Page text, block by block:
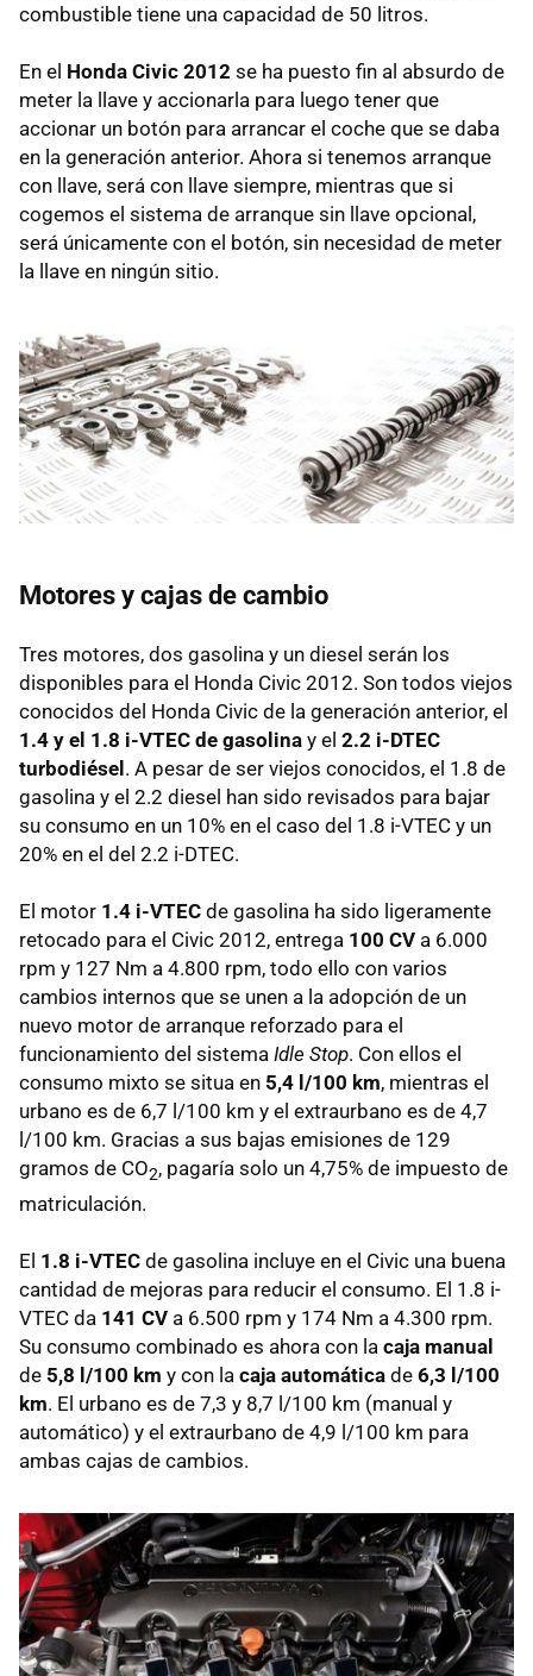
combustible tiene una capacidad de 50 litros.
En el Honda Civic 2012 se ha puesto fin al absurdo de
meter la llave y accionarla para luego tener que
accionar un botón para arrancar el coche que se daba
en la generación anterior. Ahora si tenemos arranque
con llave, será con llave siempre, mientras que si
cogemos el sistema de arranque sin llave opcional,
será únicamente con el botón, sin necesidad de meter
la llave en ningún sitio.
Motores y cajas de cambio
Tres motores, dos gasolina y un diesel serán los
disponibles para el Honda Civic 2012. Son todos viejos
conocidos del Honda Civic de la generación anterior, el
1.4 y el 1.8 i-VTEC de gasolina y el 2.2 i-DTEC
turbodiésel . A pesar de ser viejos conocidos, el 1.8 de
gasolina y el 2.2 diesel han sido revisados para bajar
su consumo en un 10% en el caso del 1.8 i-VTEC y un
20% en el del 2.2 i-DTEC.
El motor 1.4 i-VTEC de gasolina ha sido ligeramente
retocado para el Civic 2012, entrega 100 CV a 6.000
rpm y 127 Nm a 4.800 rpm, todo ello con varios
cambios internos que se unen a la adopción de un
nuevo motor de arranque reforzado para el
funcionamiento del sistema Idle Stop. Con ellos el
consumo mixto se situa en 5,4 l/100 km, mientras el
urbano es de 6,7 l/100 km y el extraurbano es de 4,7
l/100 km. Gracias a sus bajas emisiones de 129
gramos de CO2, pagaría solo un 4,75% de impuesto de
matriculación.
El 1.8 i-VTEC de gasolina incluye en el Civic una buena
cantidad de mejoras para reducir el consumo. El 1.8 i-
VTEC da 141 CV a 6.500 rpm y 174 Nm a 4.300 rpm.
Su consumo combinado es ahora con la caja manual
de 5,8 l/100 km y con la caja automática de 6,3 l/100
km. El urbano es de 7,3 y 8,7 l/100 km (manual y
automático) y el extraurbano de 4,9 l/100 km para
ambas cajas de cambios.